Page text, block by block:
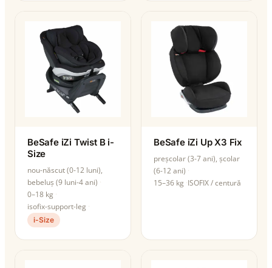
BeSafe iZi Twist B i-
Size
nou-născut (0-12 luni),
bebeluș (9 luni-4 ani)
0–18 kg
isofix-support-leg
i-Size
BeSafe iZi Up X3 Fix
preșcolar (3-7 ani), școlar
(6-12 ani)
15–36 kg ISOFIX / centură